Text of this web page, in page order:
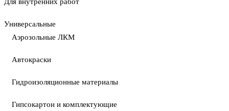
Универсальные
Аэрозольные ЛКМ
Автокраски
Гидроизоляционные материалы
Гипсокартон и комплектующие